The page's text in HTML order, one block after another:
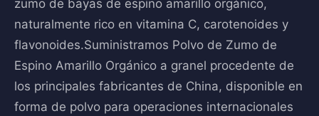
zumo de bayas de espino amarillo orgánico,
naturalmente rico en vitamina C, carotenoides y
flavonoides.Suministramos Polvo de Zumo de
Espino Amarillo Orgánico a granel procedente de
los principales fabricantes de China, disponible en
forma de polvo para operaciones internacionales